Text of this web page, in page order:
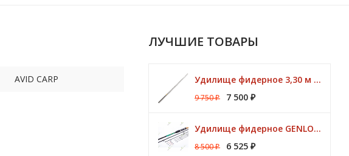
ЛУЧШИЕ ТОВАРЫ
Удилище фидерное 3,30 м CK Method Feeder 60 гр / 3 - 10 lbs Browning
9 750₽ 7 500 ₽
Удилище фидерное GENLOG HONESTY HEAVY 3,80 м. до 140 гр.
8 500₽ 6 525 ₽
AVID CARP